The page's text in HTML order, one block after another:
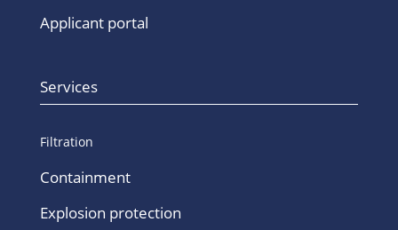
Applicant portal
Services
Filtration
Containment
Explosion protection